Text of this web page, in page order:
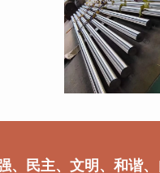
、民主、文明、和谐